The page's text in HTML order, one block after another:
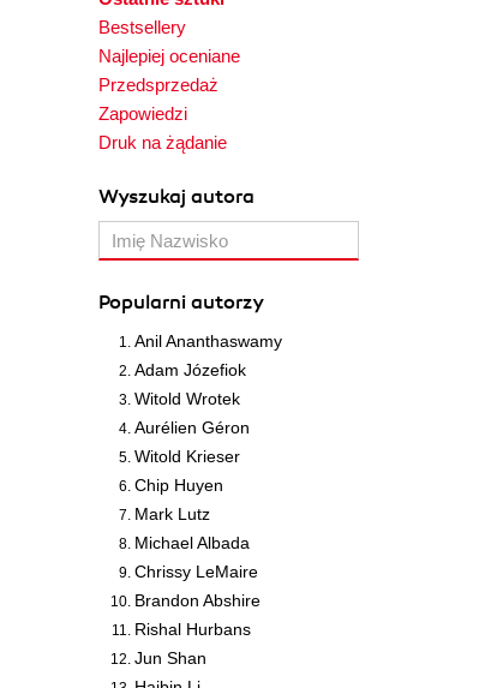
Bestsellery
Najlepiej oceniane
Przedsprzedaż
Zapowiedzi
Druk na żądanie
Wyszukaj autora
Popularni autorzy
Anil Ananthaswamy
Adam Józefiok
Witold Wrotek
Aurélien Géron
Witold Krieser
Chip Huyen
Mark Lutz
Michael Albada
Chrissy LeMaire
Brandon Abshire
Rishal Hurbans
Jun Shan